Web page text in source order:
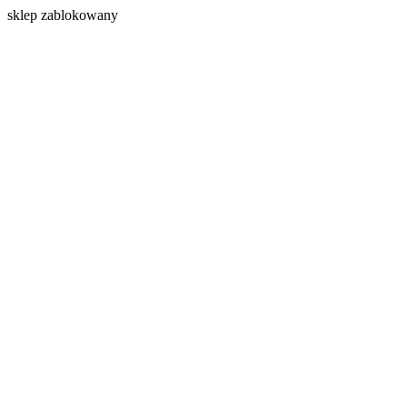
sklep zablokowany